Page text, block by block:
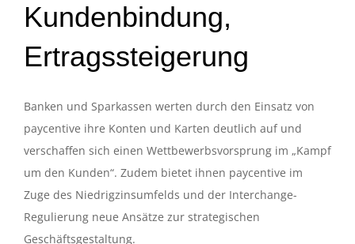
Kundenbindung,
Ertragssteigerung
Banken und Sparkassen werten durch den Einsatz von
paycentive ihre Konten und Karten deutlich auf und
verschaffen sich einen Wettbewerbsvorsprung im „Kampf
um den Kunden“. Zudem bietet ihnen paycentive im
Zuge des Niedrigzinsumfelds und der Interchange-
Regulierung neue Ansätze zur strategischen
Geschäftsgestaltung.